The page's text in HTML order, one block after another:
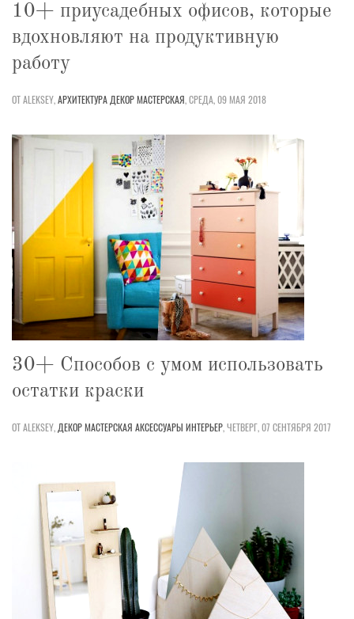
10+ приусадебных офисов, которые
вдохновляют на продуктивную
работу
ОТ ALEKSEY,АРХИТЕКТУРА ДЕКОРМАСТЕРСКАЯ,СРЕДА, 09 МАЯ 2018
30+ Способов с умом использовать
остатки краски
ОТ ALEKSEY, ДЕКОРМАСТЕРСКАЯ АКСЕССУАРЫ ИНТЕРЬЕР,ЧЕТВЕРГ, 07 СЕНТЯБРЯ 2017